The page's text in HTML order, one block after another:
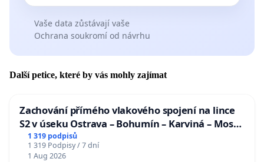
Vaše data zůstávají vaše
Ochrana soukromí od návrhu
Další petice, které by vás mohly zajímat
Zachování přímého vlakového spojení na lince
S2 v úseku Ostrava – Bohumín – Karviná – Mosty
u Jablunkova
1 319 podpisů
1 319 Podpisy / 7 dní
1 Aug 2026